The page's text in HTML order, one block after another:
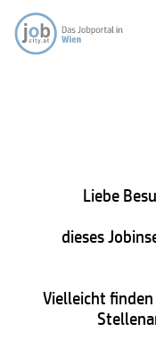
Liebe
dieses
Vielleicht